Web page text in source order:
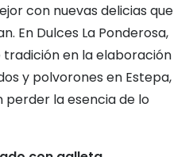
con nuevas delicias que
En Dulces La Ponderosa,
tradición en la elaboración
y polvorones en Estepa,
perder la esencia de lo